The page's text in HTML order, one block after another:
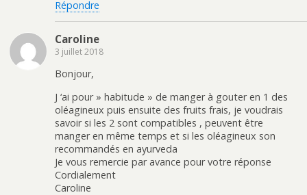
Répondre
Caroline
3 juillet 2018
Bonjour,
J ‘ai pour » habitude » de manger à gouter en 1 des
oléagineux puis ensuite des fruits frais, je voudrais
savoir si les 2 sont compatibles , peuvent être
manger en même temps et si les oléagineux son
recommandés en ayurveda
Je vous remercie par avance pour votre réponse
Cordialement
Caroline